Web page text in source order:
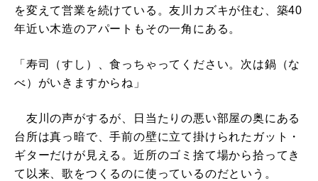
を変えて営業を続けている。友川カズキが住む、築40
年近い木造のアパートもその一角にある。
「寿司（すし）、食っちゃってください。次は鍋（な
べ）がいきますからね」
友川の声がするが、日当たりの悪い部屋の奥にある
台所は真っ暗で、手前の壁に立て掛けられたガット・
ギターだけが見える。近所のゴミ捨て場から拾ってき
て以来、歌をつくるのに使っているのだという。